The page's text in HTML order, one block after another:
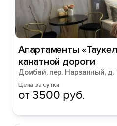
Aпapтaмeнты
канатной дороги
Домбай, пер. Нарзанный, д.
Цена за сутки
от 3500 руб.